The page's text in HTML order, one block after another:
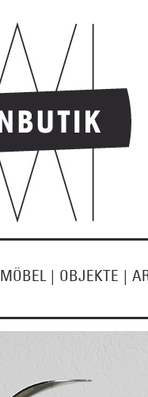
MÖBEL | OBJEKTE |